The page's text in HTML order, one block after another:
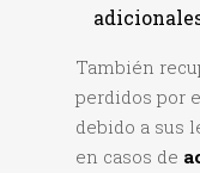
También
perdidos por
debido a sus
en casos de